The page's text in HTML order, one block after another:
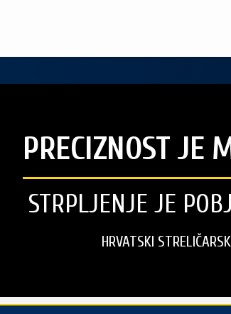
PRECIZNOST JE
STRPLJENJE JE
HRVATSKI